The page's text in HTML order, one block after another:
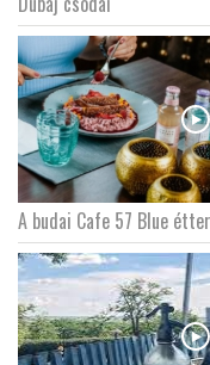
A budai Cafe 57 Blue